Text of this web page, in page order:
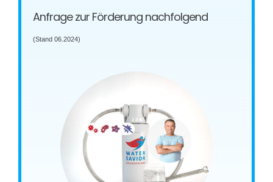
Anfrage zur Förderung nachfolgend
(Stand 06.2024)